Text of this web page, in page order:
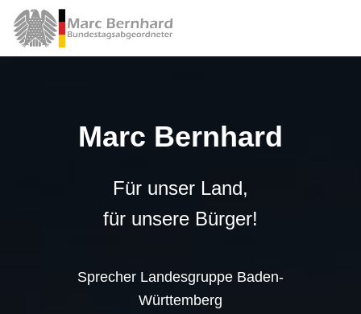
Marc Bernhard
Für unser Land,
für unsere Bürger!
Sprecher Landesgruppe Baden-
Württemberg